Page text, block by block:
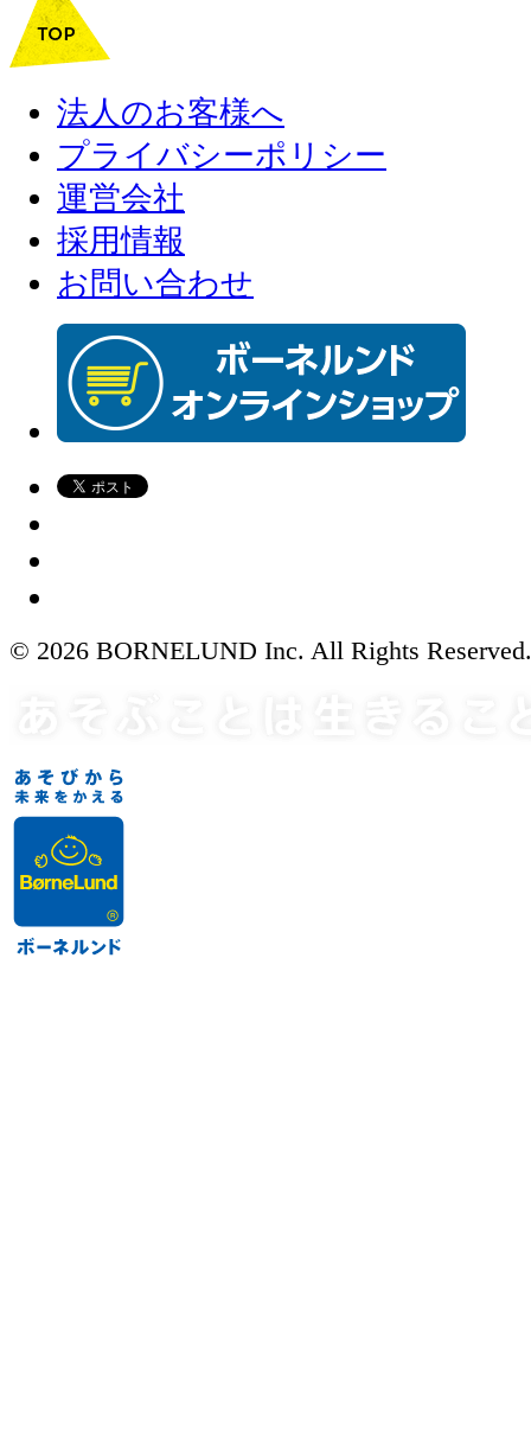
法人のお客様へ
プライバシーポリシー
運営会社
採用情報
お問い合わせ
© 2026 BORNELUND Inc. All Rights Reserved.